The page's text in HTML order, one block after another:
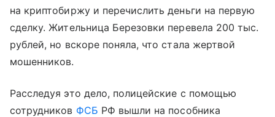
на криптобиржу и перечислить деньги на первую
сделку. Жительница Березовки перевела 200 тыс.
рублей, но вскоре поняла, что стала жертвой
мошенников.
Расследуя это дело, полицейские с помощью
сотрудников ФСБ РФ вышли на пособника